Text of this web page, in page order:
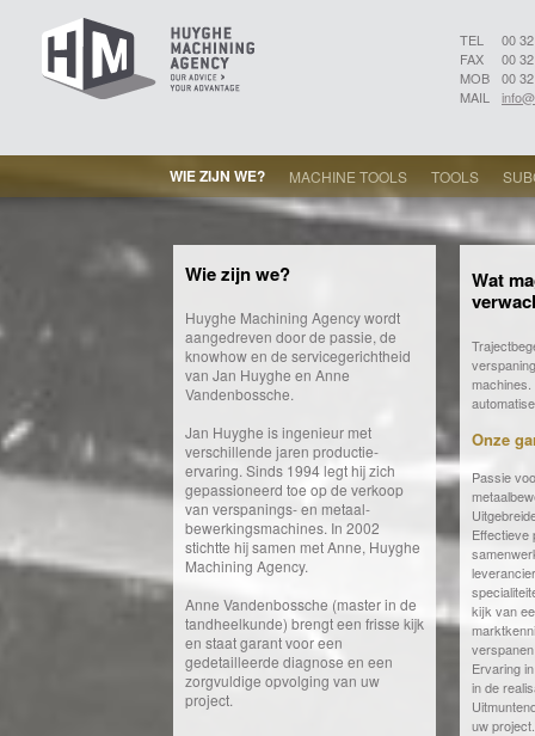
TEL
00
FAX
00
MOB
00
MAIL
WIE ZIJN WE? MACHINE TOOLS TOOLS
Wie zijn we?
Huyghe Machining Agency wordt
aangedreven door de passie, de
knowhow en de servicegerichtheid
van Jan Huyghe en Anne
Vandenbossche.
Jan Huyghe is ingenieur met
verschillende jaren productie-
ervaring. Sinds 1994 legt hij zich
gepassioneerd toe op de verkoop
van verspanings- en metaal-
bewerkingsmachines. In 2002
stichtte hij samen met Anne, Huyghe
Machining Agency.
Anne Vandenbossche (master in de
tandheelkunde) brengt een frisse kijk
en staat garant voor een
gedetailleerde diagnose en een
zorgvuldige opvolging van uw
project.
Wat
machines.
Onze
Passie
Effectieve
kijk van
Ervaring
in de
uw project.